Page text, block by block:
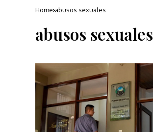
Home abusos sexuales
abusos sexuales